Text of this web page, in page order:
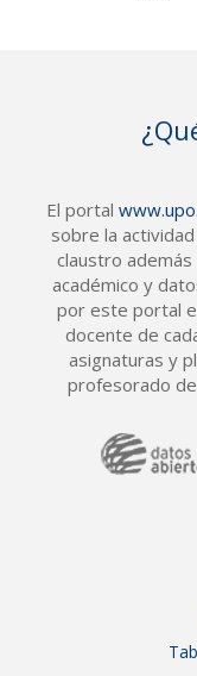
El portal
sobre la
claustro
académico y
por este portal
docente de
asignaturas y
profesorado